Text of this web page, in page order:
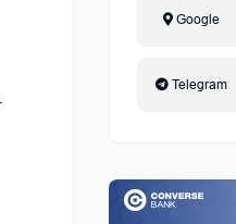
Google
Telegram